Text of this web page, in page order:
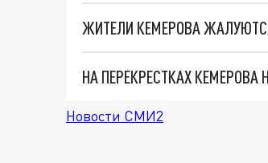
ЖИТЕЛИ КЕМЕРОВА
НА ПЕРЕКРЕСТКАХ
Новости СМИ2